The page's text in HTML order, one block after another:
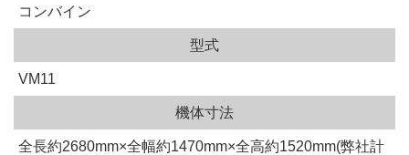
コンバイン
型式
VM11
機体寸法
全長約2680mm×全幅約1470mm×全高約1520mm(弊社計